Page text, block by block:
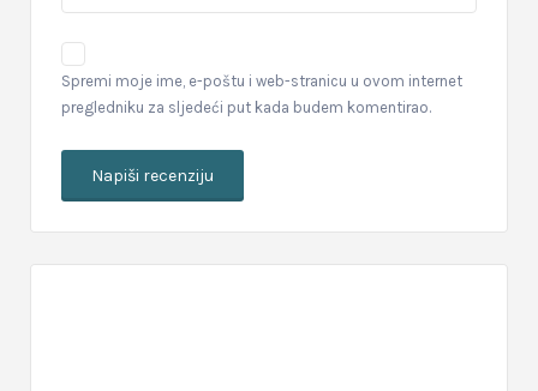
Spremi moje ime, e-poštu i web-stranicu u ovom internet
pregledniku za sljedeći put kada budem komentirao.